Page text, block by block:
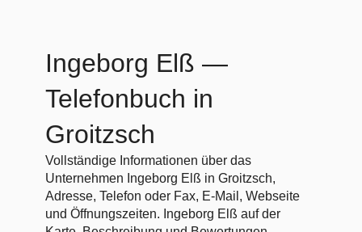
Ingeborg Elß —
Telefonbuch in
Groitzsch
Vollständige Informationen über das
Unternehmen Ingeborg Elß in Groitzsch,
Adresse, Telefon oder Fax, E-Mail, Webseite
und Öffnungszeiten. Ingeborg Elß auf der